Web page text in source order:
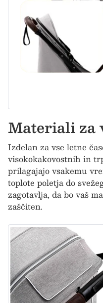
Materiali za
Izdelan za vse letne
visokokakovostnih in
prilagajajo vsakemu
toplote poletja do
zagotavlja, da bo vaš
zaščiten.